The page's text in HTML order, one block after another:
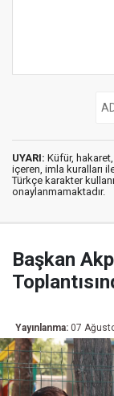
UYARI: Küfür,
içeren, imla kuralları
Türkçe karakter
onaylanmamaktadır.
Başkan
Yayınlanma: 07